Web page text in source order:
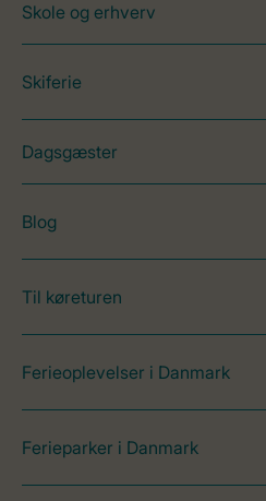
Skole og erhverv
Skiferie
Dagsgæster
Blog
Til køreturen
Ferieoplevelser i Danmark
Ferieparker i Danmark